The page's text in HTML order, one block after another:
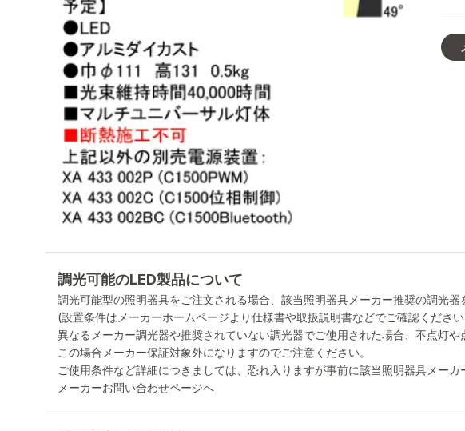
調光可能のLED製品について
調光可能型の照明器具をご注文される場合、該当照明器具メーカー推奨の調光器
(設置条件はメーカーホームページより仕様書や取扱説明書などでご確認くださ
異なるメーカー調光器や推奨されていない調光器でご使用された場合、不点灯や
この場合メーカー保証対象外になりますのでご注意ください。
ご使用条件など詳細につきましては、恐れ入りますが事前に該当照明器具メーカ
メーカーお問い合わせページへ